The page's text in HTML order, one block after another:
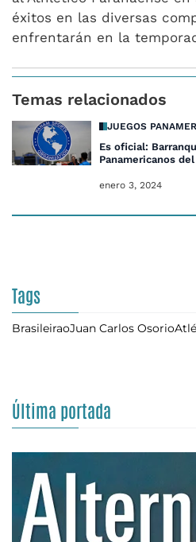
éxitos en las diversas
enfrentarán en la
Temas relacionados
JUEGOS
Es oficial:
Panamericanos
enero 3, 2024
Tags
BrasileiraoJuan Carlos Osorio
Última portada